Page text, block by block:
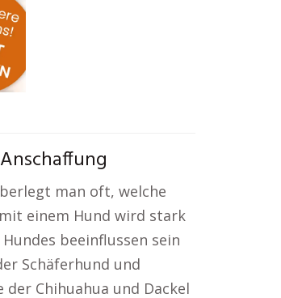
man oft, welche
einem Hund wird stark
beeinflussen sein
Schäferhund und
Chihuahua und Dackel